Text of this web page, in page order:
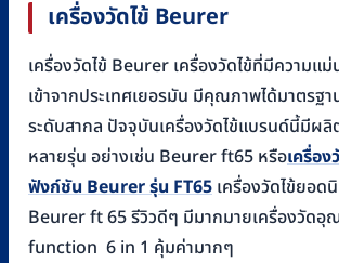
เครื่องวัดไข้ Beurer
เครื่องวัดไข้ Beurer เครื่องวัดไข้ที่มีความแ
เข้าจากประเทศเยอรมัน มีคุณภาพได้มาตรฐ
ระดับสากล ปัจจุบันเครื่องวัดไข้แบรนด์นี้มีผ
หลายรุ่น อย่างเช่น Beurer ft65 หรือเครื่อ
ฟังก์ชัน Beurer รุ่น FT65 เครื่องวัดไข้ยอด
Beurer ft 65 รีวิวดีๆ มีมากมายเครื่องวัด
function 6 in 1 คุ้มค่ามากๆ